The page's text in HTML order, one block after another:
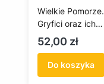
Wielkie Pomorze.
Gryfici oraz ich
dziedzictwo
Cena
52,00 zł
Do koszyka